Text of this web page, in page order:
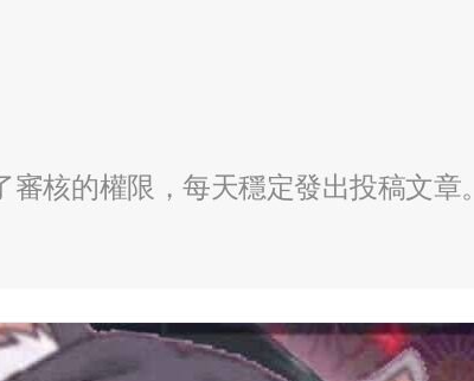
核的權限，每天穩定發出投稿文章。